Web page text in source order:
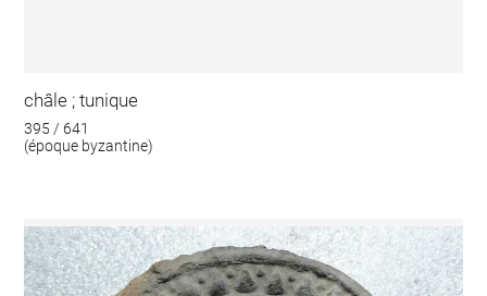
châle ; tunique
395 / 641
(époque byzantine)